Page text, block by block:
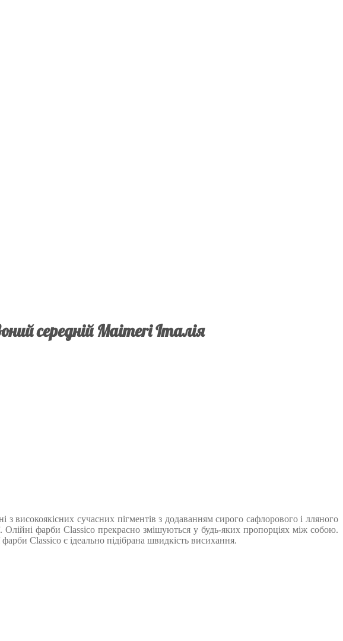
середній Maimeri Італія
з високоякісних сучасних пігментів з додаванням сирого сафлорового і лляного
Олійні фарби Classico прекрасно змішуються у будь-яких пропорціях між собою.
Classico є ідеально підібрана швидкість висихання.